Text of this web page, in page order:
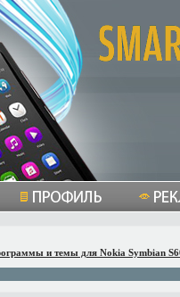
и темы для Nokia Symbian